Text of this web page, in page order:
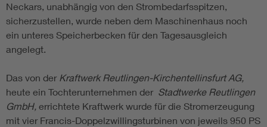
Neckars, unabhängig von den Strombedarfsspitzen,
sicherzustellen, wurde neben dem Maschinenhaus noch
ein unteres Speicherbecken für den Tagesausgleich
angelegt.
Das von der Kraftwerk Reutlingen-Kirchentellinsfurt AG,
heute ein Tochterunternehmen der Stadtwerke Reutlingen
GmbH, errichtete Kraftwerk wurde für die Stromerzeugung
mit vier Francis-Doppelzwillingsturbinen von jeweils 950 PS